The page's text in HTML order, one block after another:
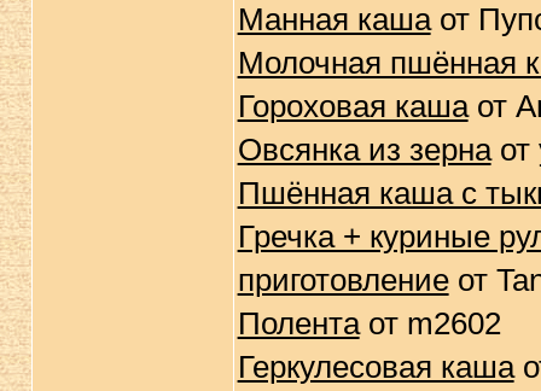
Манная кашаот
Молочная пшённая
Гороховая кашаот
Овсянка из зернаот
Пшённая каша с
Гречка + куриные
приготовлениеот
Полентаот m2602
Геркулесовая каша